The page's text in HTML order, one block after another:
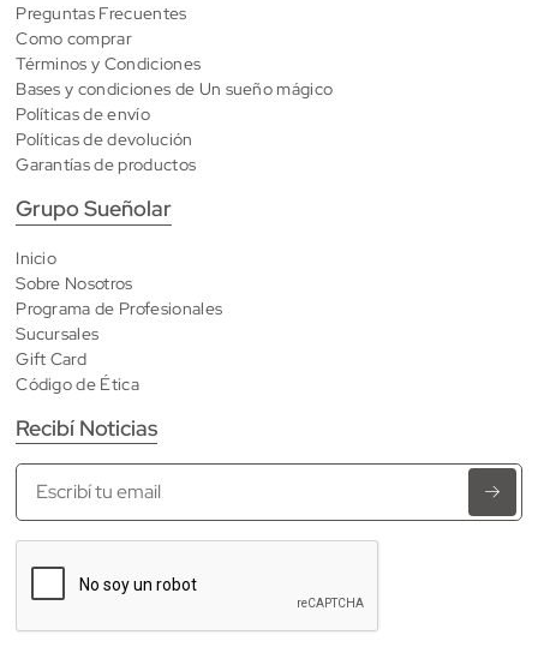
Preguntas Frecuentes
Como comprar
Términos y Condiciones
Bases y condiciones de Un sueño mágico
Políticas de envío
Políticas de devolución
Garantías de productos
Grupo Sueñolar
Inicio
Sobre Nosotros
Programa de Profesionales
Sucursales
Gift Card
Código de Ética
Recibí Noticias